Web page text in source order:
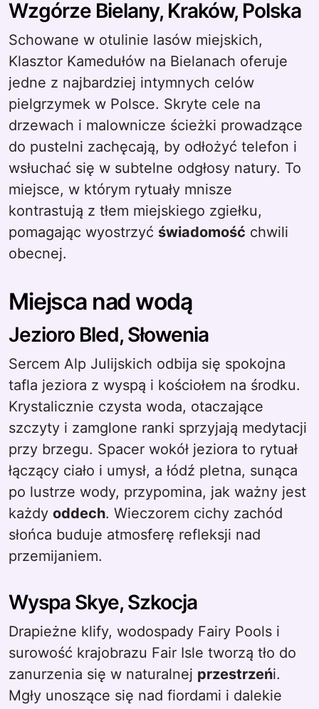
Wzgórze Bielany, Kraków, Polska
Schowane w otulinie lasów miejskich,
Klasztor Kamedułów na Bielanach oferuje
jedne z najbardziej intymnych celów
pielgrzymek w Polsce. Skryte cele na
drzewach i malownicze ścieżki prowadzące
do pustelni zachęcają, by odłożyć telefon i
wsłuchać się w subtelne odgłosy natury. To
miejsce, w którym rytuały mnisze
kontrastują z tłem miejskiego zgiełku,
pomagając wyostrzyć świadomość chwili
obecnej.
Miejsca nad wodą
Jezioro Bled, Słowenia
Sercem Alp Julijskich odbija się spokojna
tafla jeziora z wyspą i kościołem na środku.
Krystalicznie czysta woda, otaczające
szczyty i zamglone ranki sprzyjają medytacji
przy brzegu. Spacer wokół jeziora to rytuał
łączący ciało i umysł, a łódź pletna, sunąca
po lustrze wody, przypomina, jak ważny jest
każdy oddech. Wieczorem cichy zachód
słońca buduje atmosferę refleksji nad
przemijaniem.
Wyspa Skye, Szkocja
Drapieżne klify, wodospady Fairy Pools i
surowość krajobrazu Fair Isle tworzą tło do
zanurzenia się w naturalnej przestrzeńi.
Mgły unoszące się nad fiordami i dalekie